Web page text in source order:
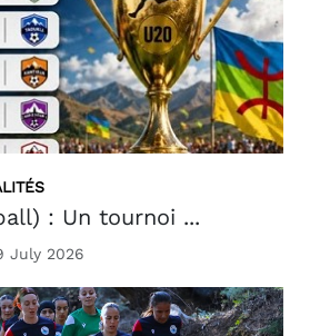
: Un tournoi ...
July 2026